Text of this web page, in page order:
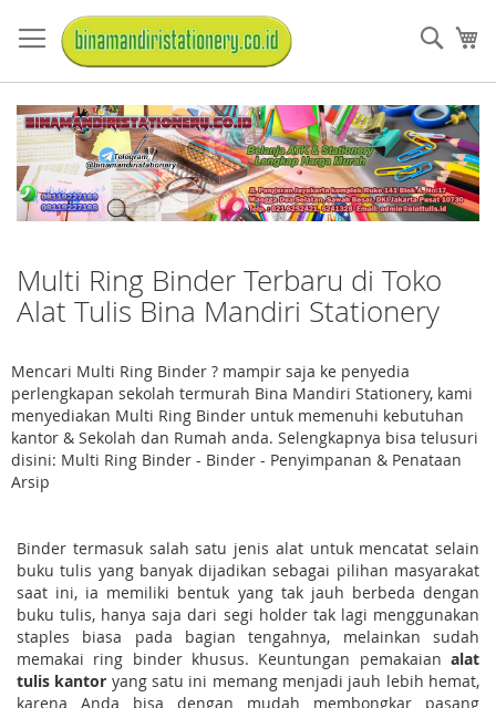
to
Content
Multi Ring Binder Terbaru di Toko
Alat Tulis Bina Mandiri Stationery
Mencari Multi Ring Binder ? mampir saja ke penyedia
perlengkapan sekolah termurah Bina Mandiri Stationery, kami
menyediakan Multi Ring Binder untuk memenuhi kebutuhan
kantor & Sekolah dan Rumah anda. Selengkapnya bisa telusuri
disini: Multi Ring Binder - Binder - Penyimpanan & Penataan
Arsip
Binder termasuk salah satu jenis alat untuk mencatat selain
buku tulis yang banyak dijadikan sebagai pilihan masyarakat
saat ini, ia memiliki bentuk yang tak jauh berbeda dengan
buku tulis, hanya saja dari segi holder tak lagi menggunakan
staples biasa pada bagian tengahnya, melainkan sudah
memakai ring binder khusus. Keuntungan pemakaian alat
tulis kantor yang satu ini memang menjadi jauh lebih hemat,
karena Anda bisa dengan mudah membongkar pasang